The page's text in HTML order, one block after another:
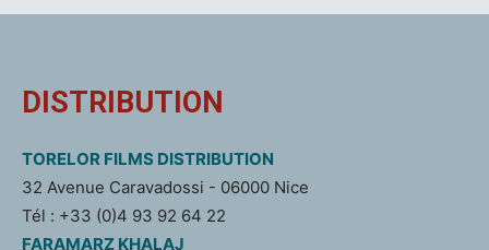
DISTRIBUTION
TORELOR FILMS DISTRIBUTION
32 Avenue Caravadossi - 06000 Nice
Tél : +33 (0)4 93 92 64 22
FARAMARZ KHALAJ